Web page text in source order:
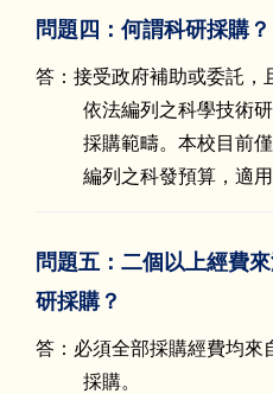
問題四：何謂科研採購？
答：接受政府補助或委託，
依法編列之科學技術
採購範疇。本校目前
編列之科發預算，適用
問題五：二個以上經費
研採購？
答：必須全部採購經費均來
採購。